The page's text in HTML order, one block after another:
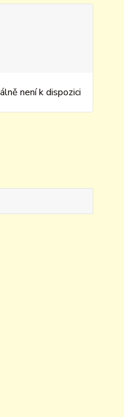
není k dispozici